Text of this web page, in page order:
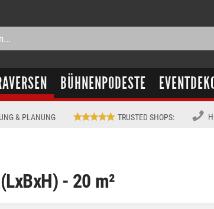
BÜHNENPODESTE
& PLANUNG TRUSTED SHOPS:
- 20 m²